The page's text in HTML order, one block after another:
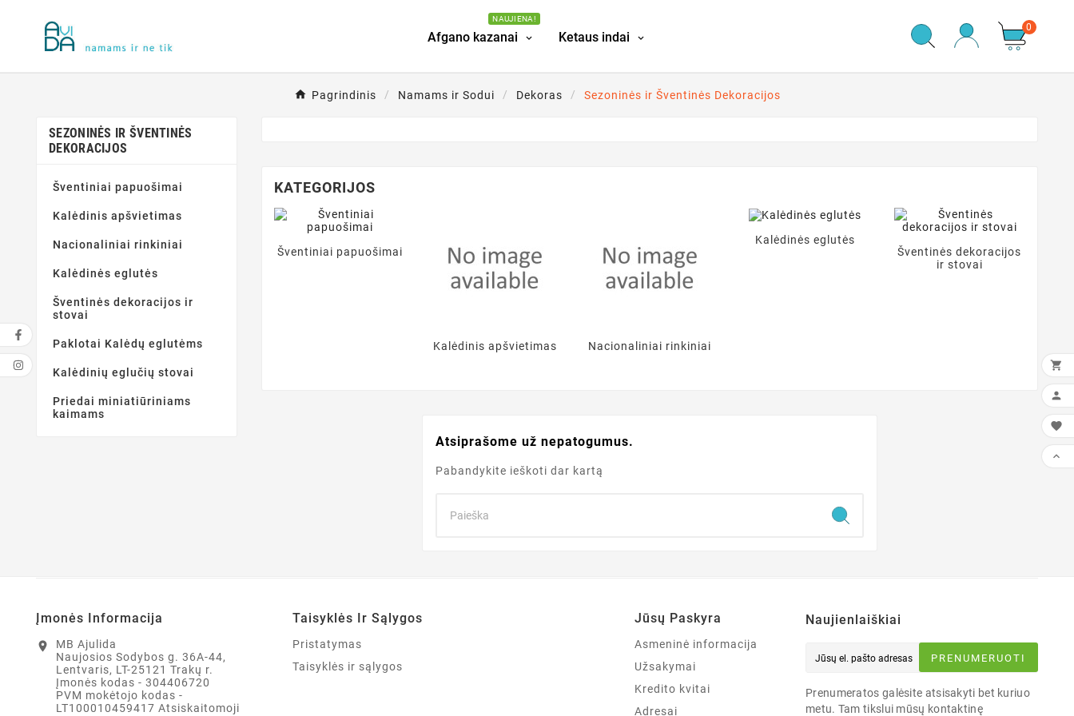
Afgano kazanai
NAUJIENA!
Ketaus indai
0
Pagrindinis Namams ir Sodui Dekoras Sezoninės ir Šventinės Dekoracijos
SEZONINĖS IR ŠVENTINĖS
DEKORACIJOS
Šventiniai papuošimai
Kalėdinis apšvietimas
Nacionaliniai rinkiniai
Kalėdinės eglutės
Šventinės dekoracijos ir
stovai
Paklotai Kalėdų eglutėms
Kalėdinių eglučių stovai
Priedai miniatiūriniams
kaimams
KATEGORIJOS
Šventiniai papuošimai
Kalėdinis apšvietimas Nacionaliniai rinkiniai
Kalėdinės eglutės
Šventinės dekoracijos
ir stovai
Atsiprašome už nepatogumus.
Pabandykite ieškoti dar kartą
Įmonės Informacija
location_on
MB Ajulida
Naujosios Sodybos g. 36A-44,
Lentvaris, LT-25121 Trakų r.
Įmonės kodas - 304406720
PVM mokėtojo kodas -
LT100010459417 Atsiskaitomoji
Taisyklės Ir Sąlygos
Pristatymas
Taisyklės ir sąlygos
Jūsų Paskyra
Asmeninė informacija
Užsakymai
Kredito kvitai
Adresai
Naujienlaiškiai
PRENUMERUOTI
Prenumeratos galėsite atsisakyti bet kuriuo
metu. Tam tikslui mūsų kontaktinę



